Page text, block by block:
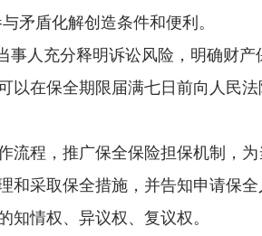
矛盾化解创造条件和便利。
充分释明诉讼风险，明确财产
以在保全期限届满七日前向人民
程，推广保全保险担保机制，为
采取保全措施，并告知申请保
知情权、异议权、复议权。